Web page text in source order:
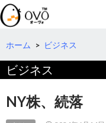
検
索
コ
テ
へ
移
動
ホーム > ビジネス
ビジネス
NY株、続落